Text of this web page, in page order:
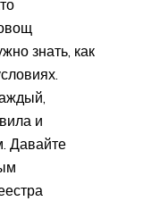
знать, как
и
Давайте